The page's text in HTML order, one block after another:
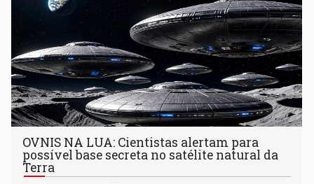
OVNIS NA LUA: Cientistas alertam para
possível base secreta no satélite natural da
Terra